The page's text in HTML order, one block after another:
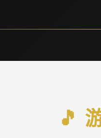
🎵